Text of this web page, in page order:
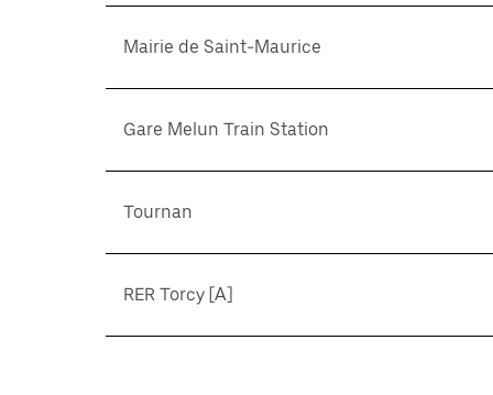
Mairie de Saint-Maurice
Gare Melun Train Station
Tournan
RER Torcy [A]